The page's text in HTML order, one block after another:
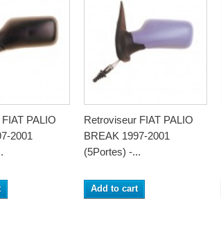
PALIO
2001
Retroviseur FIAT PALIO
BREAK 1997-2001
(5Portes) -...
Add to cart